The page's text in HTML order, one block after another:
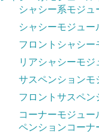
シャシー系モジュ
シャシーモジュー
フロントシャシー
リアシャシーモジ
サスペンションモ
フロントサスペ
コーナーモジュー
ペンションコーナ